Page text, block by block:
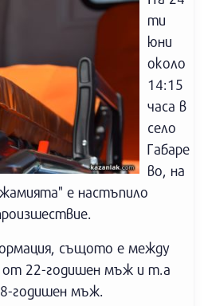
ти
юни
около
14:15
часа в
село
Габаре
во, на
е настъпило
същото е между
от 22-годишен мъж и т.а
годишен мъж.